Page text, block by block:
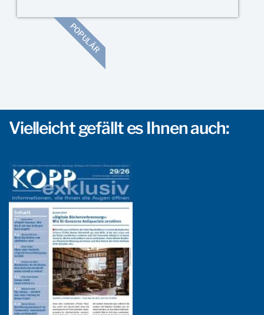
POPULÄR
Vielleicht gefällt es Ihnen auch: